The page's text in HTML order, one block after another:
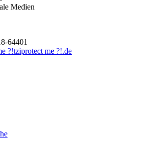
Medien
64401
?!tziprotect me ?!.de